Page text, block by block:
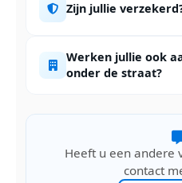
Zijn jullie
Werken jullie ook
onder de straat?
Heeft u een andere
contact